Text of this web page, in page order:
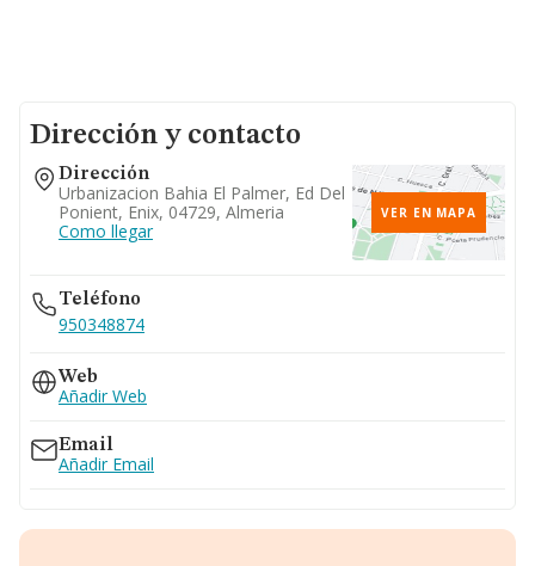
Dirección y contacto
Dirección
Urbanizacion Bahia El Palmer, Ed Del
Ponient, Enix, 04729, Almeria
Como llegar
VER EN MAPA
Teléfono
950348874
Web
Añadir Web
Email
Añadir Email